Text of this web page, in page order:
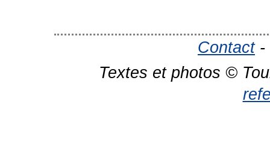
Contact-
Textes et photos ©